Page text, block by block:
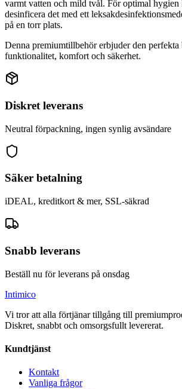
varmt vatten och mild tvål. För optimal hygien
desinficera det med ett
på en torr plats.
Denna premiumtillbehör erbjuder den perfekta
funktionalitet, komfort och säkerhet.
Diskret leverans
Neutral förpackning, ingen synlig avsändare
Säker betalning
iDEAL, kreditkort & mer, SSL-säkrad
Snabb leverans
Beställ nu för leverans på onsdag
Intimico
Vi tror att alla förtjänar tillgång till
Diskret, snabbt och omsorgsfullt levererat.
Kundtjänst
Kontakt
Vanliga frågor